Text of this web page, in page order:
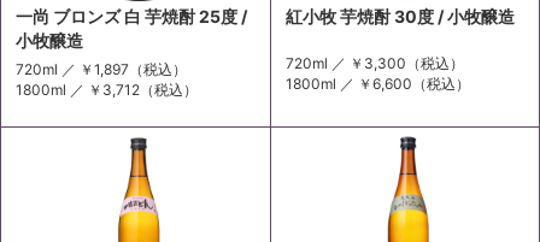
一尚 ブロンズ 白 芋焼酎 25度 /
小牧醸造
720ml ／ ￥1,897 （税込）
1800ml ／ ￥3,712 （税込）
紅小牧 芋焼酎 30度 / 小牧醸造
720ml ／ ￥3,300 （税込）
1800ml ／ ￥6,600 （税込）